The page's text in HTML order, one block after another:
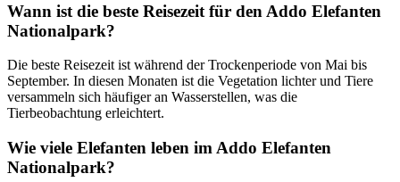
Wann ist die beste Reisezeit für den Addo Elefanten
Nationalpark?
Die beste Reisezeit ist während der Trockenperiode von Mai bis
September. In diesen Monaten ist die Vegetation lichter und Tiere
versammeln sich häufiger an Wasserstellen, was die
Tierbeobachtung erleichtert.
Wie viele Elefanten leben im Addo Elefanten
Nationalpark?